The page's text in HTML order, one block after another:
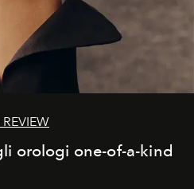
orologi one-of-a-kind